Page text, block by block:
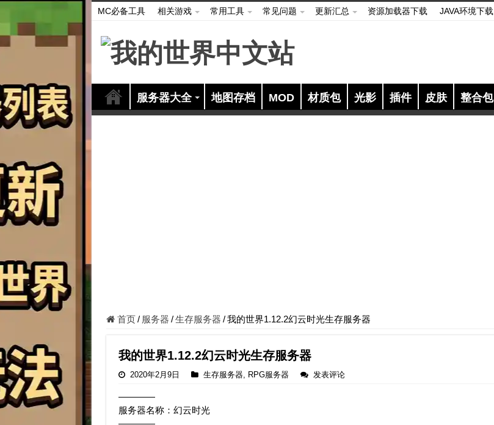
MC必备工具 相关游戏 常用工具 常见问题 更新汇总 资源加载器下载 JAVA环境下载
服务器大全 地图存档 MOD 材质包 光影 插件 皮肤 整合包
首页 / 服务器 / 生存服务器 / 我的世界1.12.2幻云时光生存服务器
我的世界1.12.2幻云时光生存服务器
2020年2月9日 生存服务器, RPG服务器 发表评论
————
服务器名称：幻云时光